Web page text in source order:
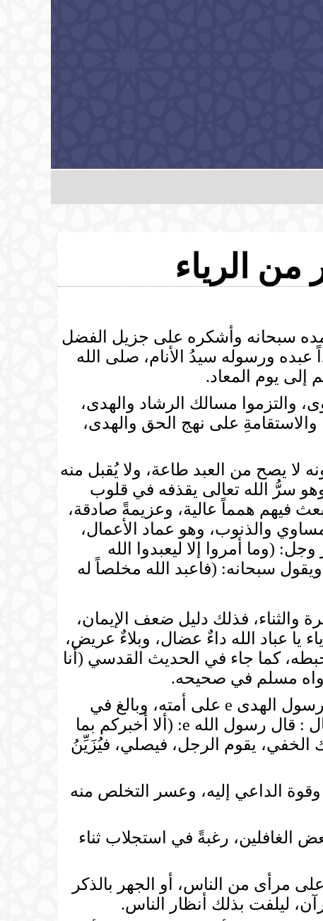
الرياء
سبحانه وأشكره على جزيل الفضل
عبده ورسوله سيدُ الأنام، صلى الله
إلى يوم المعاد.
والتزموا مسالك الرشاد والهدى،
والاستقامةِ على نهج الحق والهدى،
يصح من العبد طاعة، ولا يُقبل منه
سرُّ الله تعالى يقذفه في قلوب
فيهم همماً عالية، وعزيمةً صادقة،
والذنوب، وهو عماد الأعمال،
(وما أمروا إلا ليعبدوا الله
الدين حنفاء ويقيموا الصلاة ويؤتوا الزكاة وذلك دين القيمة)[البينة:5]، ويقول سبحانه: (فاعبد الله مخلصاً له
فذلك دليل ضعف الإيمان،
يا عباد الله داءٌ عضال، وبلاءٌ عريض،
كما جاء في الحديث القدسي (أنا
مسلم في صحيحه.
وإنه لما في الرياء من عظيمِ الخطر، وبالغِ الضرر، وكثرةِ الابتلاء به، خافه رسول الهدى e على أمته، وبالغ في
التحذير منه، فقد روى ابن ماجه والبيهقي عن أبي سعيد الخدري رضي الله عنه قال : قال رسول الله e: (ألا أخبركم بما
الخفي، يقوم الرجل، فيصلي، فيُزَيِّنُ
الداعي إليه، وعسر التخلص منه
الغافلين، رغبةً في استجلاب ثناء
مرأى من الناس، أو الجهر بالذكر
ليلفت بذلك أنظار الناس.